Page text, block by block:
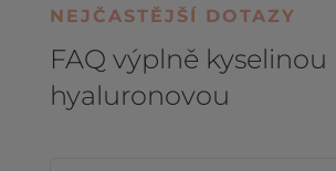
NEJČASTĚJŠÍ DOTAZY
FAQ výplně kyselinou
hyaluronovou